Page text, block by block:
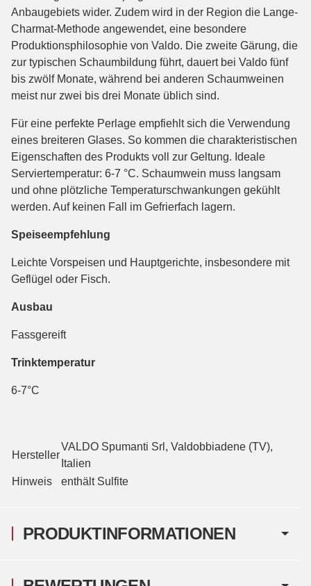
PRODUKTINFORMATIONEN
Anbaugebiets wider. Zudem wird in der Region die Lange-
Charmat-Methode angewendet, eine besondere
Produktionsphilosophie von Valdo. Die zweite Gärung, die
zur typischen Schaumbildung führt, dauert bei Valdo fünf
bis zwölf Monate, während bei anderen Schaumweinen
meist nur zwei bis drei Monate üblich sind.
Für eine perfekte Perlage empfiehlt sich die Verwendung
eines breiteren Glases. So kommen die charakteristischen
Eigenschaften des Produkts voll zur Geltung. Ideale
Serviertemperatur: 6-7 °C. Schaumwein muss langsam
und ohne plötzliche Temperaturschwankungen gekühlt
werden. Auf keinen Fall im Gefrierfach lagern.
Speiseempfehlung
Leichte Vorspeisen und Hauptgerichte, insbesondere mit
Geflügel oder Fisch.
Ausbau
Fassgereift
Trinktemperatur
6-7°C
Hersteller
VALDO Spumanti Srl, Valdobbiadene (TV),
Italien
Hinweis
enthält Sulfite